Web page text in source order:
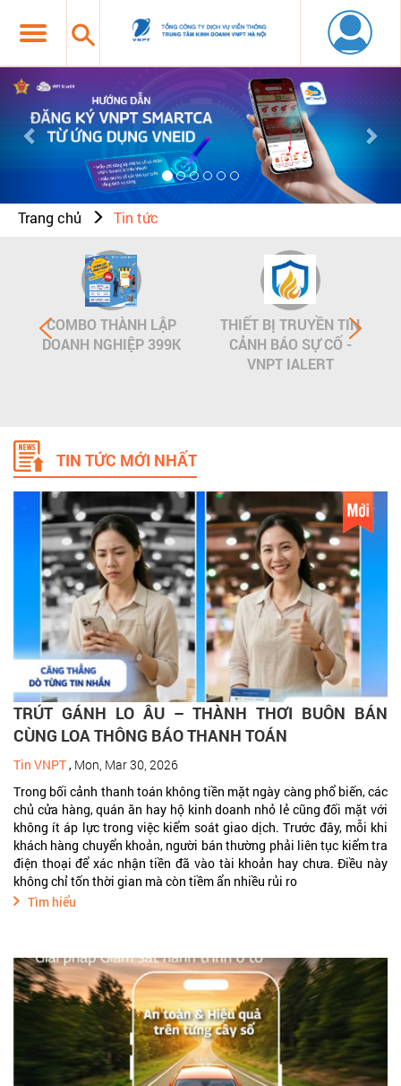
Previous
Trang chủ Tin tức
COMBO THÀNH LẬP
DOANH NGHIỆP 399K
THIẾT BỊ TRUYỀN TIN
CẢNH BÁO SỰ CỐ -
VNPT IALERT
TIN TỨC MỚI NHẤT
TRÚT GÁNH LO ÂU – THÀNH THƠI BUÔN BÁN
CÙNG LOA THÔNG BÁO THANH TOÁN
Tin VNPT, Mon, Mar 30, 2026
Trong bối cảnh thanh toán không tiền mặt ngày càng phổ biến, các
chủ cửa hàng, quán ăn hay hộ kinh doanh nhỏ lẻ cũng đối mặt với
không ít áp lực trong việc kiểm soát giao dịch. Trước đây, mỗi khi
khách hàng chuyển khoản, người bán thường phải liên tục kiểm tra
điện thoại để xác nhận tiền đã vào tài khoản hay chưa. Điều này
không chỉ tốn thời gian mà còn tiềm ẩn nhiều rủi ro
Tìm hiểu